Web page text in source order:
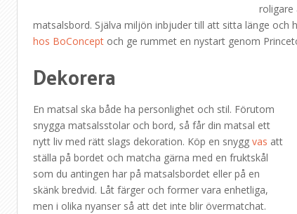
roligare
matsalsbord. Själva miljön inbjuder till att sitta länge och
hos BoConceptoch ge rummet en nystart genom
Dekorera
En matsal ska både ha personlighet och stil. Förutom
snygga matsalsstolar och bord, så får din matsal ett
nytt liv med rätt slags dekoration. Köp en snygg vas att
ställa på bordet och matcha gärna med en fruktskål
som du antingen har på matsalsbordet eller på en
skänk bredvid. Låt färger och former vara enhetliga,
men i olika nyanser så att det inte blir övermatchat.